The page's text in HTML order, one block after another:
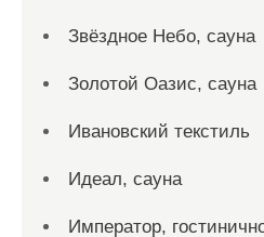
Звёздное Небо, сауна
Золотой Оазис, сауна
Ивановский текстиль
Идеал, сауна
Император,